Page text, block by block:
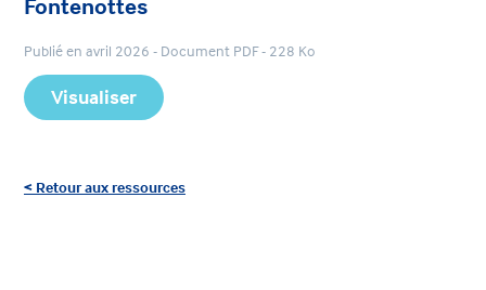
Fontenottes
Publié en avril 2026 - Document PDF - 228 Ko
Visualiser
< Retour aux ressources